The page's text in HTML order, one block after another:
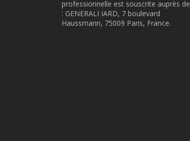
professionnelle est souscrite auprès de
: GENERALI IARD, 7 boulevard
Haussmann, 75009 Paris, France.